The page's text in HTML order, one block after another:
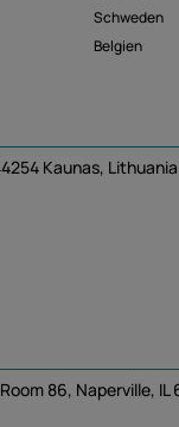
Schweden
Belgien
Kaunas, Lithuania
86, Naperville, IL